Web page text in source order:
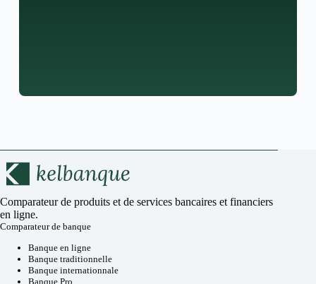
Comparateur de produits et de services bancaires et financiers
en ligne.
Comparateur de banque
Banque en ligne
Banque traditionnelle
Banque internationnale
Banque Pro